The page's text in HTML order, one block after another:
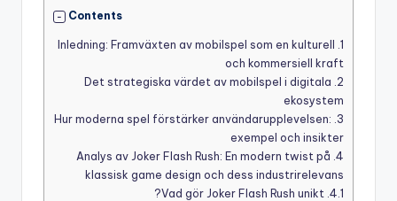
Contents
1.
Inledning: Framväxten av mobilspel som en kulturell
och kommersiell kraft
2.
Det strategiska värdet av mobilspel i digitala
ekosystem
3.
Hur moderna spel förstärker användarupplevelsen:
exempel och insikter
4.
Analys av Joker Flash Rush: En modern twist på
klassisk game design och dess industrirelevans
4.1.